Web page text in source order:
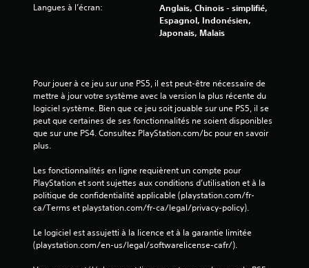
Langues à l’écran:
Anglais, Chinois - simplifié,
Espagnol, Indonésien,
Japonais, Malais
Pour jouer à ce jeu sur une PS5, il est peut-être nécessaire de
mettre à jour votre système avec la version la plus récente du
logiciel système. Bien que ce jeu soit jouable sur une PS5, il se
peut que certaines de ses fonctionnalités ne soient disponibles
que sur une PS4. Consultez PlayStation.com/bc pour en savoir
plus.
Les fonctionnalités en ligne requièrent un compte pour
PlayStation et sont sujettes aux conditions d’utilisation et à la
politique de confidentialité applicable (playstation.com/fr-
ca/Terms et playstation.com/fr-ca/legal/privacy-policy).
Le logiciel est assujetti à la licence et à la garantie limitée
(playstation.com/en-us/legal/softwarelicense-cafr/).